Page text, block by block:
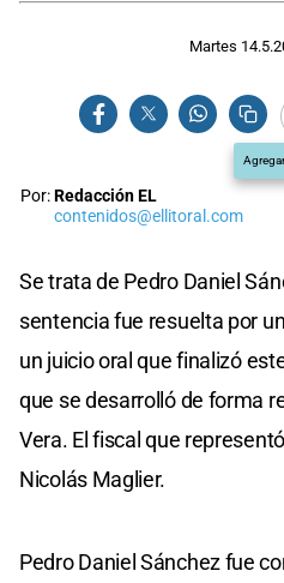
Martes
Por:Redacción EL
contenidos@ellitoral.com
Se trata de Pedro Daniel
sentencia fue resuelta por
un juicio oral que finalizó
que se desarrolló de forma
Vera. El fiscal que
Nicolás Maglier.
Pedro Daniel Sánchez fue